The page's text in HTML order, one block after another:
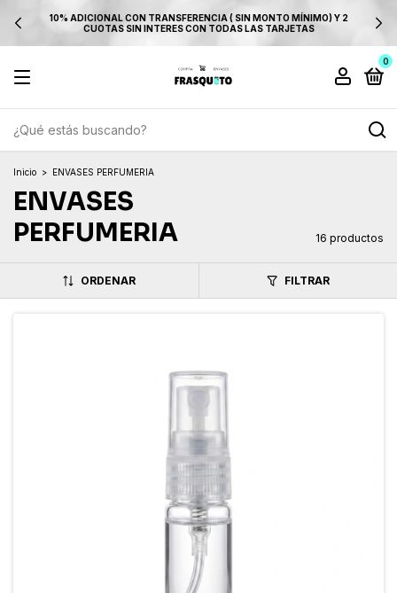
10% ADICIONAL CON TRANSFERENCIA ( SIN MONTO MÍNIMO) Y 2
CUOTAS SIN INTERES CON TODAS LAS TARJETAS
0
Inicio > ENVASES PERFUMERIA
ENVASES
PERFUMERIA
16 productos
ORDENAR FILTRAR